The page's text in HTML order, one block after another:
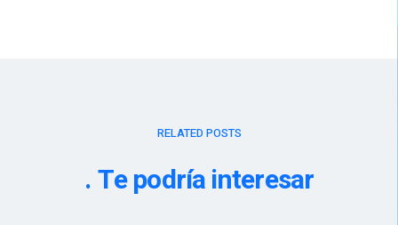
RELATED POSTS
Te podría interesar